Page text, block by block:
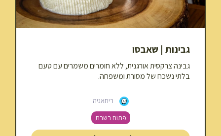
גבינות | שאבסו
גבינה צרקסית אורגנית, ללא חומרים משמרים עם טעם
בלתי נשכח של מסורת ומשפחה.
ריחאניה
פתוח בשבת